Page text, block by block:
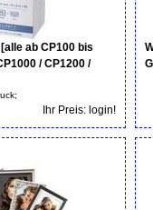
ab CP100 bis
/ CP1200 /
Ihr Preis: login!